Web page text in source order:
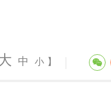
中 小 】